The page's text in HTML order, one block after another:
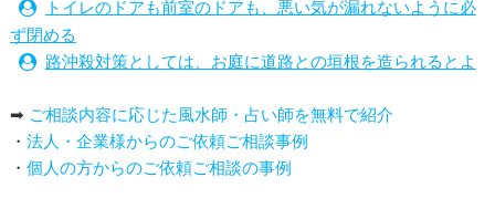
トイレのドアも前室のドアも、悪い気が漏れないように必
ず閉める
路沖殺対策としては、お庭に道路との垣根を造られるとよ
庭を広げると路沖殺（ろちゅうさつ）は防げますか？
トイレ前室のドアの開け閉めについて
増築して家相の中心軸が変わると、鬼門の方角にあるトイ
➡ ご相談内容に応じた風水師・占い師を無料で紹介
・ 法人・企業様からのご依頼ご相談事例
・ 個人の方からのご依頼ご相談の事例